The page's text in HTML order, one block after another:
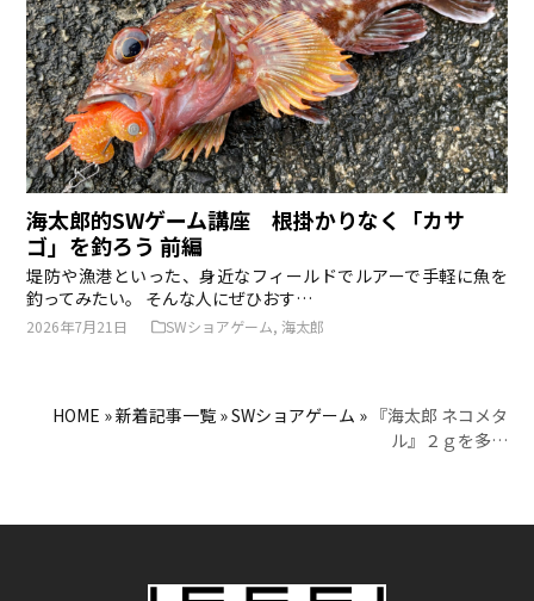
海太郎的SWゲーム講座 根掛かりなく「カサ
ゴ」を釣ろう 前編
堤防や漁港といった、身近なフィールドでルアーで手軽に魚を
釣ってみたい。 そんな人にぜひおす…
2026年7月21日 SWショアゲーム,海太郎
HOME »新着記事一覧»SWショアゲーム » 『海太郎 ネコメタ
ル』２ｇを多…